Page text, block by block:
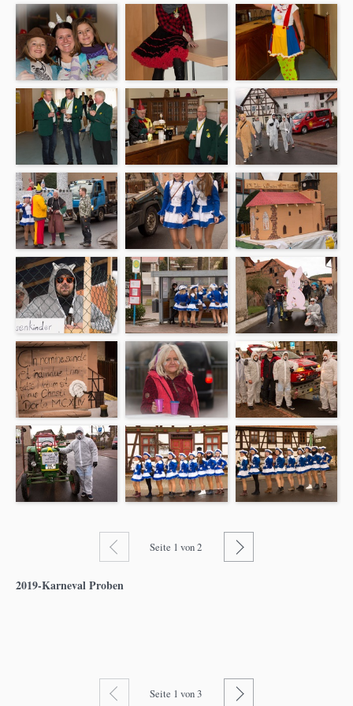
Zurück
Seite 1 von 2
2019-Karneval Proben
Zurück
Seite 1 von 3